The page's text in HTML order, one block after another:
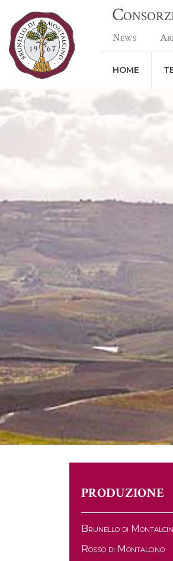
News
HOME
PRODUZIONE
Brunello di
Rosso di Montalcino